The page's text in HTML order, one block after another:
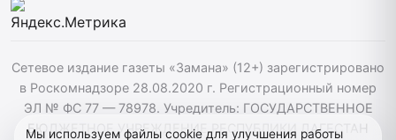
Сетевое издание газеты «Замана» (12+) зарегистрировано
в Роскомнадзоре 28.08.2020 г. Регистрационный номер
ЭЛ № ФС 77 — 78978. Учредитель: ГОСУДАРСТВЕННОЕ
БЮДЖЕТНОЕ УЧРЕЖДЕНИЕ РЕСПУБЛИКИ ДАГЕСТАН
Мы используем файлы cookie для улучшения работы